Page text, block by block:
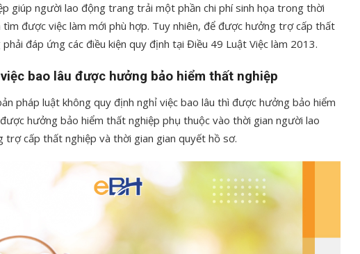
giúp người lao động trang trải một phần chi phí sinh họa trong thời
tìm được việc làm mới phù hợp. Tuy nhiên, để được hưởng trợ cấp thất
đáp ứng các điều kiện quy định tại Điều 49 Luật Việc làm 2013.
bao lâu được hưởng bảo hiểm thất nghiệp
pháp luật không quy định nghỉ việc bao lâu thì được hưởng bảo hiểm
hưởng bảo hiểm thất nghiệp phụ thuộc vào thời gian người lao
trợ cấp thất nghiệp và thời gian gian quyết hồ sơ.